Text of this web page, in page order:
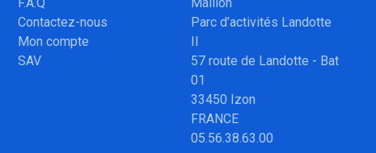
Contactez-nous
Mon compte
SAV
Parc d’activités Landotte
II
57 route de Landotte - Bat
01
33450 Izon
FRANCE
05.56.38.63.00